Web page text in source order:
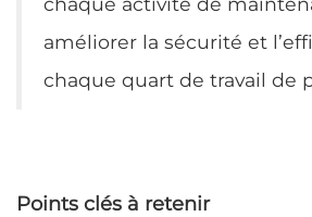
améliorer la sécurité et
chaque quart de travail de
Points clés à retenir